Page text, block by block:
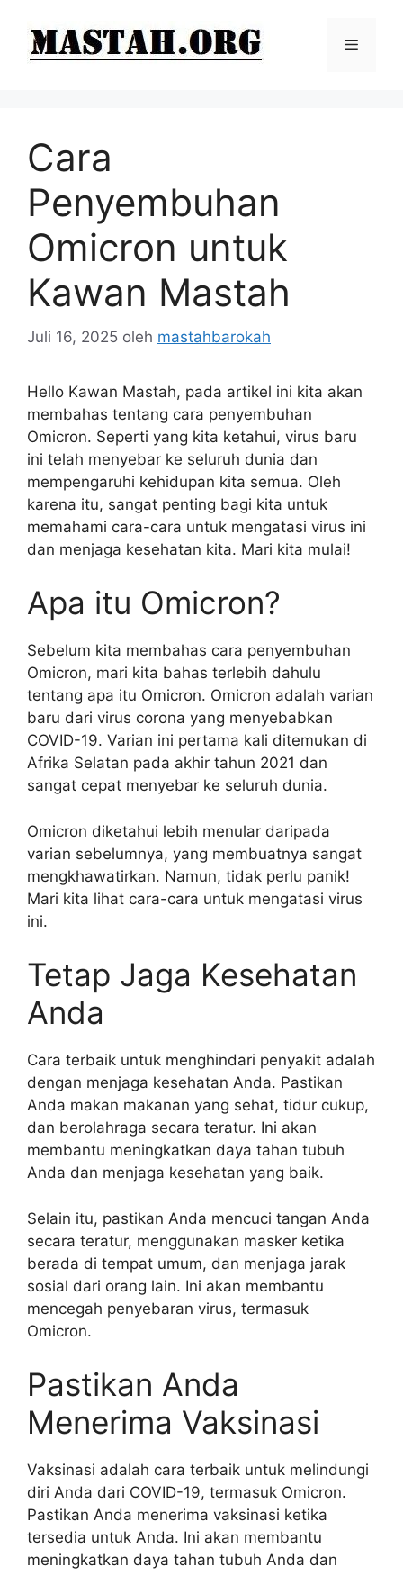
Menu
Cara
Penyembuhan
Omicron untuk
Kawan Mastah
Juli 16, 2025 oleh mastahbarokah
Hello Kawan Mastah, pada artikel ini kita akan
membahas tentang cara penyembuhan
Omicron. Seperti yang kita ketahui, virus baru
ini telah menyebar ke seluruh dunia dan
mempengaruhi kehidupan kita semua. Oleh
karena itu, sangat penting bagi kita untuk
memahami cara-cara untuk mengatasi virus ini
dan menjaga kesehatan kita. Mari kita mulai!
Apa itu Omicron?
Sebelum kita membahas cara penyembuhan
Omicron, mari kita bahas terlebih dahulu
tentang apa itu Omicron. Omicron adalah varian
baru dari virus corona yang menyebabkan
COVID-19. Varian ini pertama kali ditemukan di
Afrika Selatan pada akhir tahun 2021 dan
sangat cepat menyebar ke seluruh dunia.
Omicron diketahui lebih menular daripada
varian sebelumnya, yang membuatnya sangat
mengkhawatirkan. Namun, tidak perlu panik!
Mari kita lihat cara-cara untuk mengatasi virus
ini.
Tetap Jaga Kesehatan
Anda
Cara terbaik untuk menghindari penyakit adalah
dengan menjaga kesehatan Anda. Pastikan
Anda makan makanan yang sehat, tidur cukup,
dan berolahraga secara teratur. Ini akan
membantu meningkatkan daya tahan tubuh
Anda dan menjaga kesehatan yang baik.
Selain itu, pastikan Anda mencuci tangan Anda
secara teratur, menggunakan masker ketika
berada di tempat umum, dan menjaga jarak
sosial dari orang lain. Ini akan membantu
mencegah penyebaran virus, termasuk
Omicron.
Pastikan Anda
Menerima Vaksinasi
Vaksinasi adalah cara terbaik untuk melindungi
diri Anda dari COVID-19, termasuk Omicron.
Pastikan Anda menerima vaksinasi ketika
tersedia untuk Anda. Ini akan membantu
meningkatkan daya tahan tubuh Anda dan